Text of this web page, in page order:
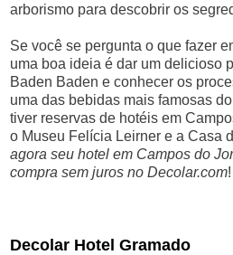
arborismo para descobrir os
Se você se pergunta o que fazer
uma boa ideia é dar um delicioso
Baden Baden e conhecer os
uma das bebidas mais famosas
tiver reservas de hotéis em
o Museu Felícia Leirner e a Casa
agora seu hotel em Campos do
compra sem juros no Decolar.com
Decolar Hotel Gramado